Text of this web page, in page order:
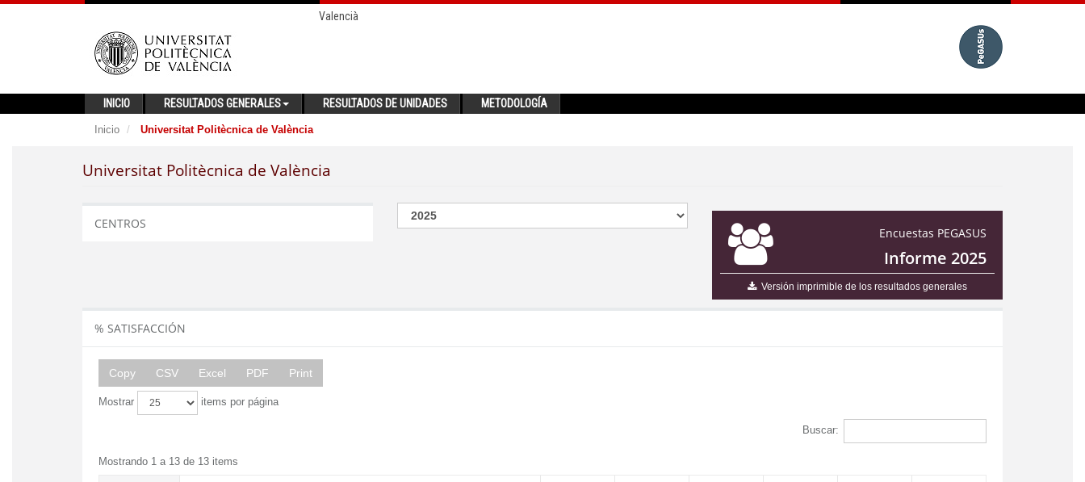
Valencià
INICIO RESULTADOS GENERALES RESULTADOS DE UNIDADES METODOLOGÍA
Inicio Universitat Politècnica de València
Universitat Politècnica de València
Encuestas PEGASUS
Informe 2025
Versión imprimible de los resultados generales
CENTROS
% SATISFACCIÓN
Copy CSV Excel PDF Print
Mostrar items por página
Buscar:
Mostrando 1 a 13 de 13 items